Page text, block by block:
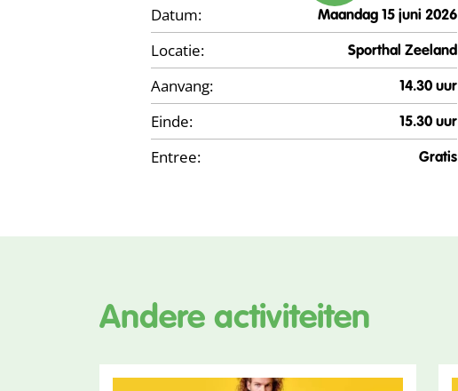
Datum: Maandag 15 juni 2026
Locatie: Sporthal Zeeland
Aanvang: 14.30 uur
Einde: 15.30 uur
Entree: Gratis
Andere activiteiten